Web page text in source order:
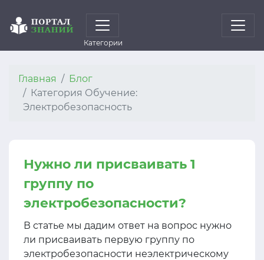
Категории
Главная
Блог
Категория Обучение:
Электробезопасность
Нужно ли присваивать 1
группу по
электробезопасности?
В статье мы дадим ответ на вопрос нужно
ли присваивать первую группу по
электробезопасности неэлектрическому